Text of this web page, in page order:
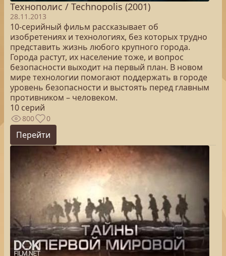
Технополис / Technopolis (2001)
28.11.2013
10-серийный фильм рассказывает об
изобретениях и технологиях, без которых трудно
представить жизнь любого крупного города.
Города растут, их население тоже, и вопрос
безопасности выходит на первый план. В новом
мире технологии помогают поддержать в городе
уровень безопасности и выстоять перед главным
противником – человеком.
10 серий
800 0
Перейти